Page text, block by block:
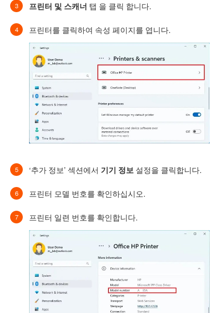
프린터 및 스캐너 탭 을 클릭 합니다.
프린터를 클릭하여 속성 페이지를 엽니다.
‘추가 정보’ 섹션에서 기기 정보 설정을 클릭합니다.
프린터 모델 번호를 확인하십시오.
프린터 일련 번호를 확인합니다.